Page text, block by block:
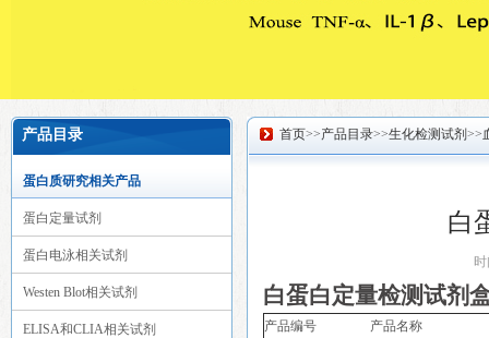
产品目录
蛋白质研究相关产品
蛋白定量试剂
蛋白电泳相关试剂
Westen Blot相关试剂
ELISA和CLIA相关试剂
首页>>产品目录>>生化检测试剂 >>
白
白蛋白定量检测试剂
产品编号 产品名称